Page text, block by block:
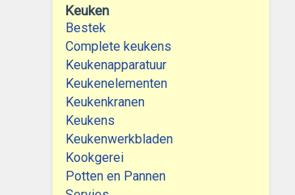
Keuken
Bestek
Complete keukens
Keukenapparatuur
Keukenelementen
Keukenkranen
Keukens
Keukenwerkbladen
Kookgerei
Potten en Pannen